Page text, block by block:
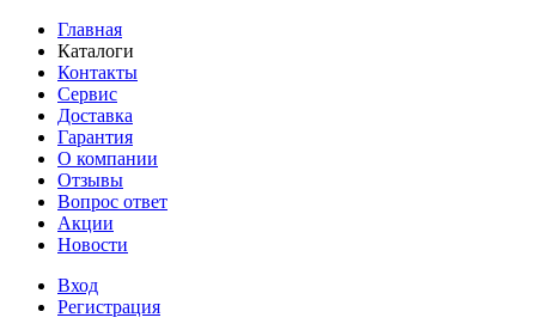
Главная
Каталоги
Контакты
Сервис
Доставка
Гарантия
О компании
Отзывы
Вопрос ответ
Акции
Новости
Вход
Регистрация